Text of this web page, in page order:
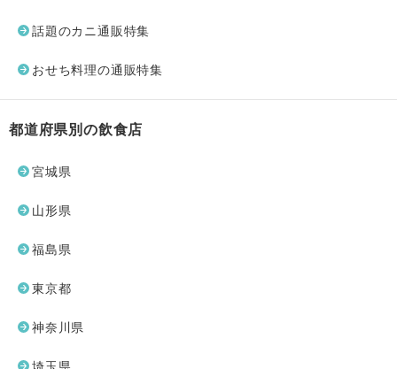
話題のカニ通販特集
おせち料理の通販特集
都道府県別の飲食店
宮城県
山形県
福島県
東京都
神奈川県